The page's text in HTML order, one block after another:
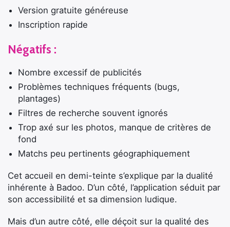
Version gratuite généreuse
Inscription rapide
Négatifs :
Nombre excessif de publicités
Problèmes techniques fréquents (bugs,
plantages)
Filtres de recherche souvent ignorés
Trop axé sur les photos, manque de critères de
fond
Matchs peu pertinents géographiquement
Cet accueil en demi-teinte s’explique par la dualité
inhérente à Badoo. D’un côté, l’application séduit par
son accessibilité et sa dimension ludique.
Mais d’un autre côté, elle déçoit sur la qualité des